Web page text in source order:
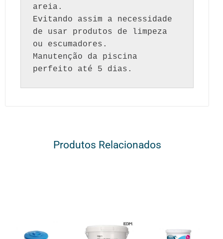
areia.
Evitando assim a necessidade
de usar produtos de limpeza
ou escumadores.
Manutenção da piscina
perfeito até 5 dias.
Produtos Relacionados